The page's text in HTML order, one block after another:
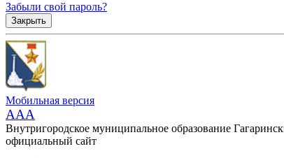
Забыли свой пароль?
Закрыть
Мобильная версия
AAA
Внутригородское муниципальное образование
официальный сайт